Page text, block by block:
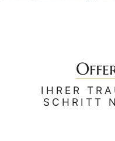
IHRER
SCHRITT